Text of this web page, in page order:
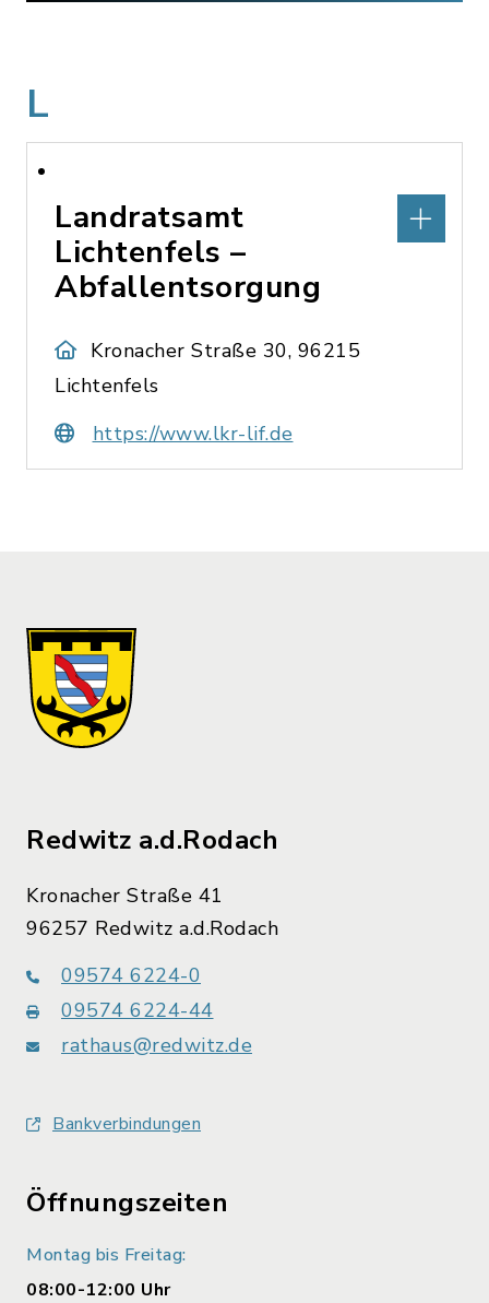
L
Landratsamt
Lichtenfels –
Abfallentsorgung
Kronacher Straße 30, 96215
Lichtenfels
https://www.lkr-lif.de
Redwitz a.d.Rodach
Kronacher Straße 41
96257 Redwitz a.d.Rodach
09574 6224-0
09574 6224-44
rathaus@redwitz.de
Bankverbindungen
Öffnungszeiten
Montag bis Freitag:
08:00-12:00 Uhr